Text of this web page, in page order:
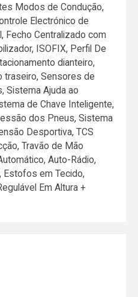
Modos de Condução,
Electrónico de
Fecho Centralizado com
ISOFIX, Perfil De
dianteiro,
traseiro, Sensores de
Sistema Ajuda ao
de Chave Inteligente,
dos Pneus, Sistema
Desportiva, TCS
Travão de Mão
Auto-Rádio,
Estofos em Tecido,
Em Altura +